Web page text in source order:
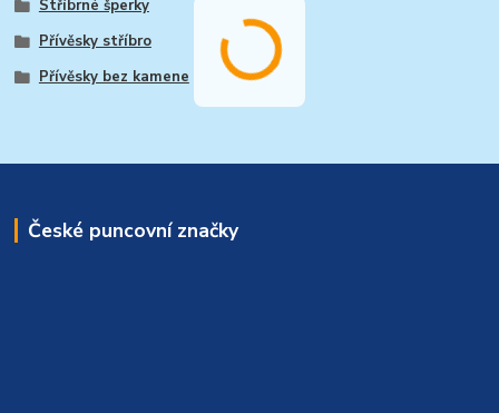
Stříbrné šperky
Přívěsky stříbro
Přívěsky bez kamene
České puncovní značky